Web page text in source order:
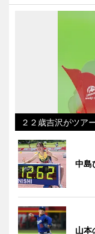
２２歳吉沢がツ
中島
山